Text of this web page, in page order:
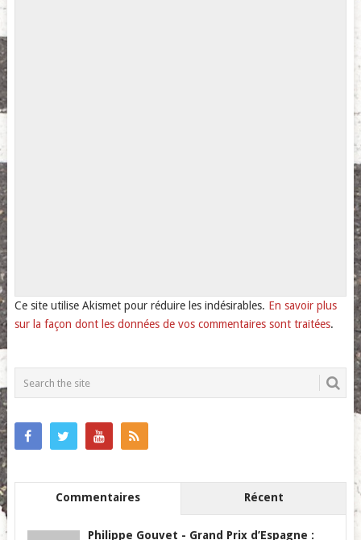
Ce site utilise Akismet pour réduire les indésirables. En savoir plus
sur la façon dont les données de vos commentaires sont traitées.
Commentaires Récent
Philippe Gouvet - Grand Prix d’Espagne :